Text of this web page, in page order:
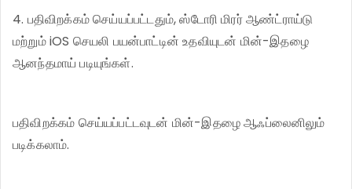
4. பதிவிறக்கம் செய்யப்பட்டதும், ஸ்டோரி மிரர் ஆண்ட்ராய்டு
மற்றும் iOS செயலி பயன்பாட்டின் உதவியுடன் மின்-இதழை
ஆனந்தமாய் படியுங்கள்.
பதிவிறக்கம் செய்யப்பட்டவுடன் மின்-இதழை ஆஃப்லைனிலும்
படிக்கலாம்.